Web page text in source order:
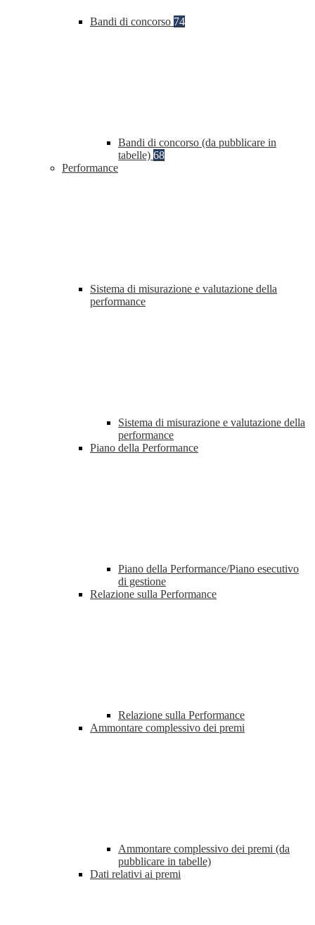
Bandi di concorso 74
Bandi di concorso (da pubblicare in
tabelle) 68
Performance
Sistema di misurazione e valutazione della
performance
Sistema di misurazione e valutazione della
performance
Piano della Performance
Piano della Performance/Piano esecutivo
di gestione
Relazione sulla Performance
Relazione sulla Performance
Ammontare complessivo dei premi
Ammontare complessivo dei premi (da
pubblicare in tabelle)
Dati relativi ai premi